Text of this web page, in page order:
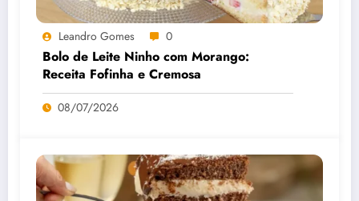
Leandro Gomes 0
Bolo de Leite Ninho com Morango:
Receita Fofinha e Cremosa
08/07/2026